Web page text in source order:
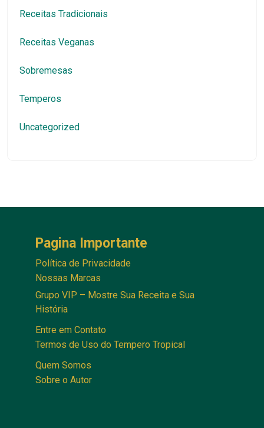
Receitas Tradicionais
Receitas Veganas
Sobremesas
Temperos
Uncategorized
Pagina Importante
Política de Privacidade
Nossas Marcas
Grupo VIP – Mostre Sua Receita e Sua
História
Entre em Contato
Termos de Uso do Tempero Tropical
Quem Somos
Sobre o Autor